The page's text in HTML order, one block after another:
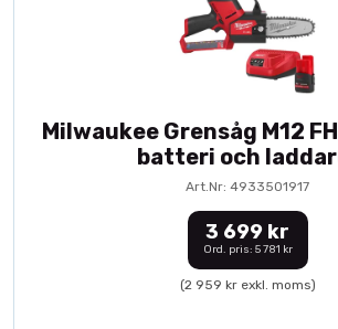
Milwaukee Grensåg M12
batteri och
Art.Nr: 4933501917
3 699 kr
Ord. pris: 5 781 kr
(2 959 kr exkl. moms)